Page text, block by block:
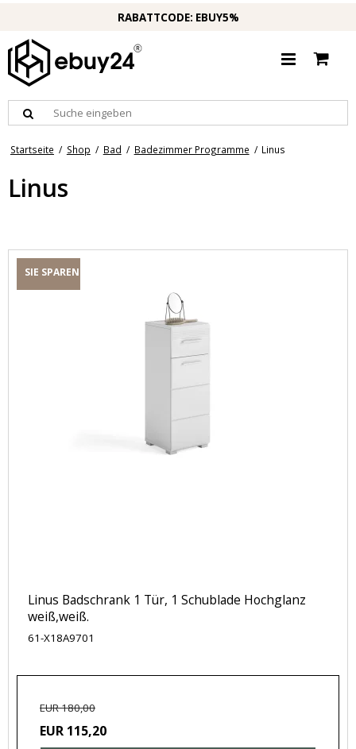
RABATTCODE: EBUY5%
Startseite / Shop / Bad / Badezimmer Programme / Linus
Linus
SIE SPAREN
Linus Badschrank 1 Tür, 1 Schublade Hochglanz
weiß,weiß.
61-X18A9701
EUR 180,00
EUR 115,20